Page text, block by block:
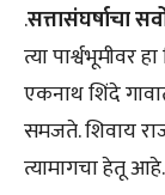
.सत्तासंघर्षाचा
त्या
एकनाथ शिंदे
समजते. शिवाय
त्यामागचा हेतू आहे.